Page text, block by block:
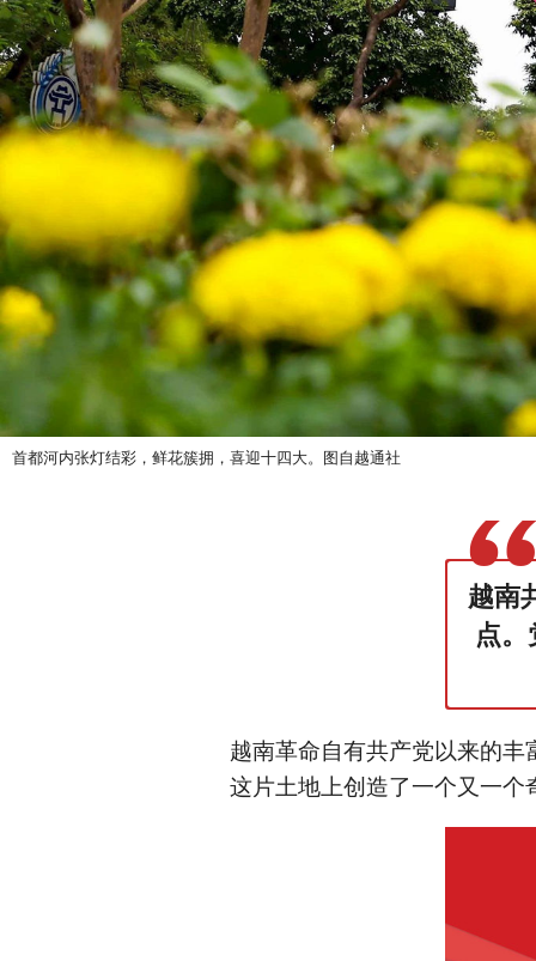
首都河内张灯结彩，鲜花簇拥，喜迎十四大。图自越通社
越南
点
越南革命自有共产党以来的
这片土地上创造了一个又一个